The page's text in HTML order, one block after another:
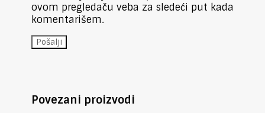
ovom pregledaču veba za sledeći put kada
komentarišem.
Povezani proizvodi